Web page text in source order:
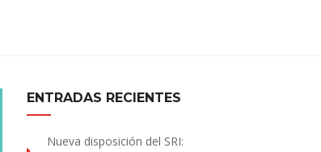
ENTRADAS RECIENTES
Nueva disposición del SRI: